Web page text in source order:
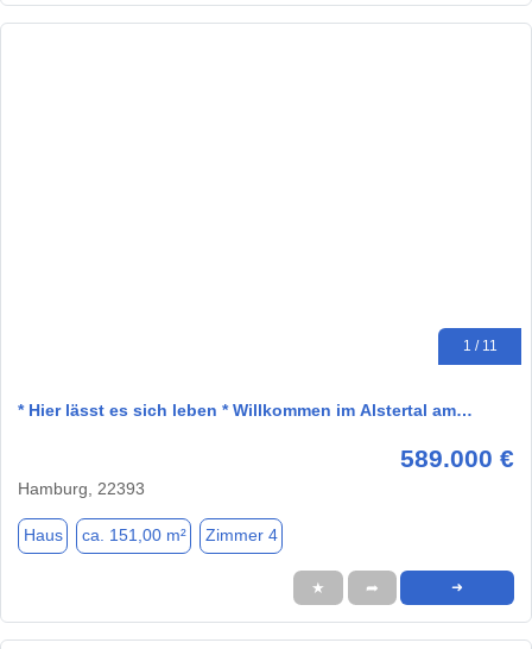
1 / 11
* Hier lässt es sich leben * Willkommen im Alstertal am…
589.000 €
Hamburg, 22393
Haus ca. 151,00 m² Zimmer 4
★ ➦ ➜